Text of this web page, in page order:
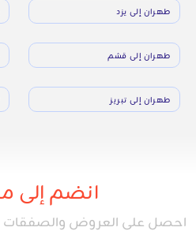
طهران إلى يزد
طهران إلى قشم
طهران إلى تبريز
انضم إلى
احصل على العروض والصفقات